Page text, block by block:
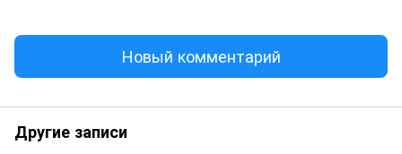
Новый комментарий
Другие записи